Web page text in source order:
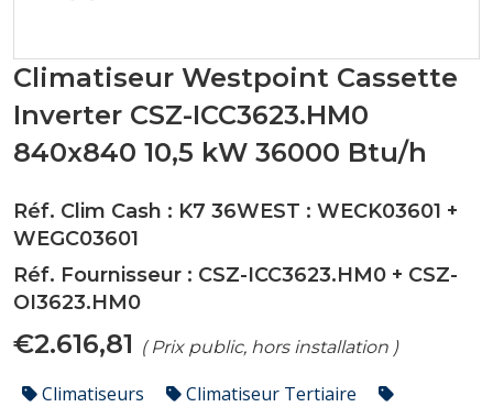
Climatiseur Westpoint Cassette
Inverter CSZ-ICC3623.HM0
840x840 10,5 kW 36000 Btu/h
Réf. Clim Cash : K7 36WEST : WECK03601 +
WEGC03601
Réf. Fournisseur : CSZ-ICC3623.HM0 + CSZ-
OI3623.HM0
€2.616,81 ( Prix public, hors installation )
Climatiseurs
Climatiseur Tertiaire